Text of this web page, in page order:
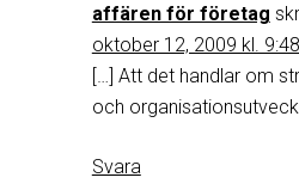
affären för företag
oktober 12, 2009 kl.
[…] Att det handlar om
och
Svara